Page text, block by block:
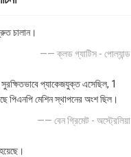
চালান।
—— ক্লড গ্যাটিস - পোল্যান্ড
প্যাকেজযুক্ত এসেছিল, 1
পিএনপি মেশিন স্থাপনের অংশ ছিল।
—— বেন গ্রিমেট - অস্ট্রেলিয়া